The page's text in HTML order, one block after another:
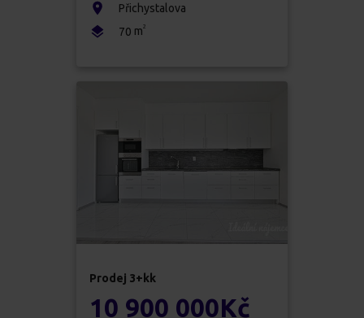
Přichystalova
70 m2
Prodej 3+kk
10 900 000Kč